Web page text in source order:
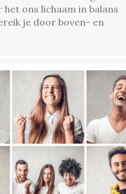
ons lichaam in balans
je door boven- en